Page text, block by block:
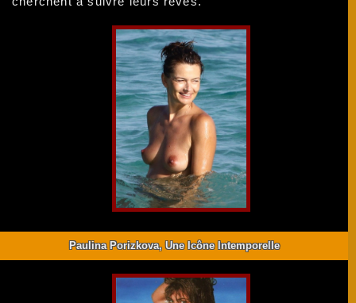
Paulina Porizkova, Une Icône Intemporelle